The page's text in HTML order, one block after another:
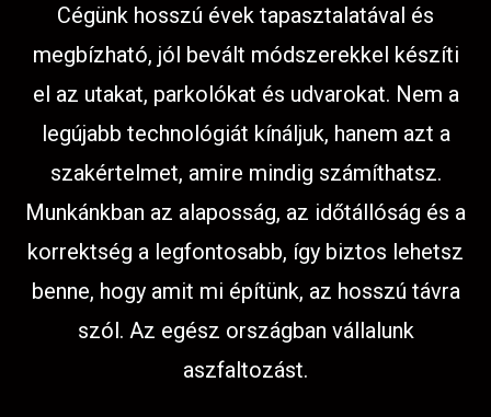
Cégünk hosszú évek tapasztalatával és
megbízható, jól bevált módszerekkel készíti
el az utakat, parkolókat és udvarokat. Nem a
legújabb technológiát kínáljuk, hanem azt a
szakértelmet, amire mindig számíthatsz.
Munkánkban az alaposság, az időtállóság és a
korrektség a legfontosabb, így biztos lehetsz
benne, hogy amit mi építünk, az hosszú távra
szól. Az egész országban vállalunk
aszfaltozást.